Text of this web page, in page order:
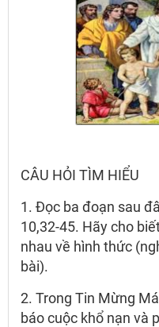
CÂU HỎI TÌM HIỂU
1. Đọc ba đoạn sau
10,32-45. Hãy cho
nhau về hình thức
bài).
2. Trong Tin Mừng
báo cuộc khổ nạn và